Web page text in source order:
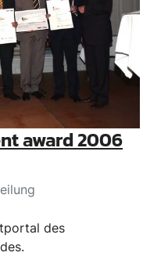
award 2006
des